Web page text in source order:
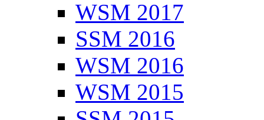
WSM 2017
SSM 2016
WSM 2016
WSM 2015